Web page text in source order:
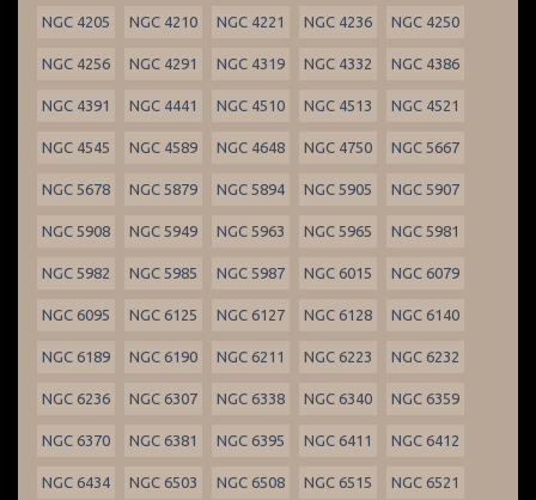
NGC 4205 NGC 4210 NGC 4221 NGC 4236 NGC 4250
NGC 4256 NGC 4291 NGC 4319 NGC 4332 NGC 4386
NGC 4391 NGC 4441 NGC 4510 NGC 4513 NGC 4521
NGC 4545 NGC 4589 NGC 4648 NGC 4750 NGC 5667
NGC 5678 NGC 5879 NGC 5894 NGC 5905 NGC 5907
NGC 5908 NGC 5949 NGC 5963 NGC 5965 NGC 5981
NGC 5982 NGC 5985 NGC 5987 NGC 6015 NGC 6079
NGC 6095 NGC 6125 NGC 6127 NGC 6128 NGC 6140
NGC 6189 NGC 6190 NGC 6211 NGC 6223 NGC 6232
NGC 6236 NGC 6307 NGC 6338 NGC 6340 NGC 6359
NGC 6370 NGC 6381 NGC 6395 NGC 6411 NGC 6412
NGC 6434 NGC 6503 NGC 6508 NGC 6515 NGC 6521